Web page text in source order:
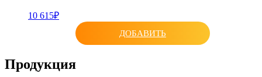
10 615₽
ДОБАВИТЬ
Продукция